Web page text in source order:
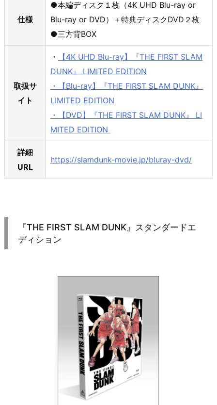
仕様
●本編ディスク１枚（4K UHD Blu-ray or
Blu-ray or DVD）＋特典ディスクDVD２枚
●三方背BOX
取扱サ
イト
・
【4K UHD Blu-ray】『THE FIRST SLAM
DUNK』 LIMITED EDITION
・【Blu-ray】『THE FIRST SLAM DUNK』
LIMITED EDITION
・【DVD】『THE FIRST SLAM DUNK』 LI
MITED EDITION
詳細
URL
https://slamdunk-movie.jp/bluray-dvd/
『THE FIRST SLAM DUNK』スタンダードエ
ディション